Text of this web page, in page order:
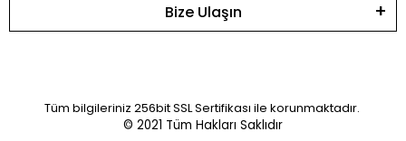
Bize Ulaşın
Tüm bilgileriniz 256bit SSL Sertifikası ile korunmaktadır.
© 2021 Tüm Hakları Saklıdır